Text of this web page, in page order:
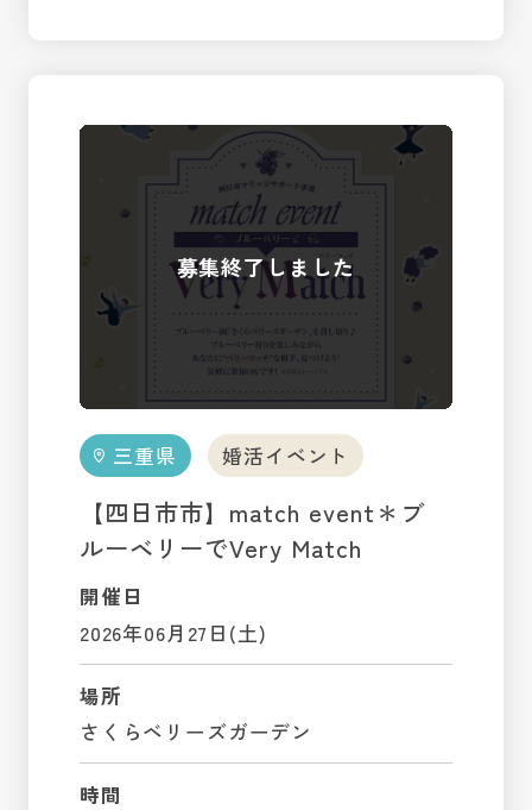
三重県 婚活イベント
【四日市市】match event＊ブ
ルーベリーでVery Match
開催日
2026年06月27日(土)
場所
さくらベリーズガーデン
時間